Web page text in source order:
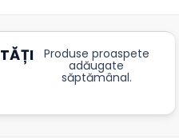
Produse proaspete
adăugate
săptămânal.